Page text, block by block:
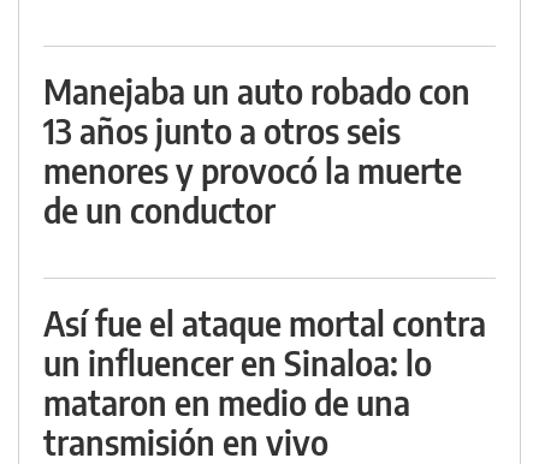
Manejaba un auto robado con
13 años junto a otros seis
menores y provocó la muerte
de un conductor
Así fue el ataque mortal contra
un influencer en Sinaloa: lo
mataron en medio de una
transmisión en vivo